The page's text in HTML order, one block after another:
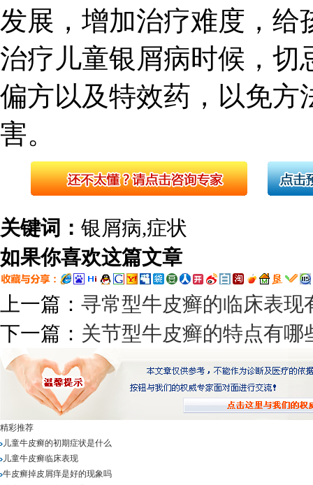
发展，增加治疗难度，给
治疗儿童银屑病时候，切
偏方以及特效药，以免方
害。
关键词： 银屑病,症状
如果你喜欢这篇文章
上一篇： 寻常型牛皮癣的临床表现
下一篇： 关节型牛皮癣的特点有哪
精彩推荐
儿童牛皮癣的初期症状是什么
儿童牛皮癣临床表现
牛皮癣掉皮屑痒是好的现象吗